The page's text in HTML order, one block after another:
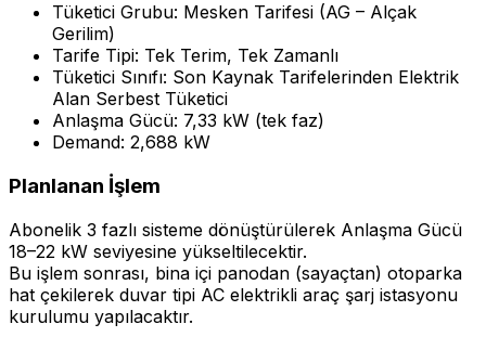
Tüketici Grubu: Mesken Tarifesi (AG – Alçak
Gerilim)
Tarife Tipi: Tek Terim, Tek Zamanlı
Tüketici Sınıfı: Son Kaynak Tarifelerinden Elektrik
Alan Serbest Tüketici
Anlaşma Gücü: 7,33 kW (tek faz)
Demand: 2,688 kW
Planlanan İşlem
Abonelik 3 fazlı sisteme dönüştürülerek Anlaşma Gücü
18–22 kW seviyesine yükseltilecektir.
Bu işlem sonrası, bina içi panodan (sayaçtan) otoparka
hat çekilerek duvar tipi AC elektrikli araç şarj istasyonu
kurulumu yapılacaktır.